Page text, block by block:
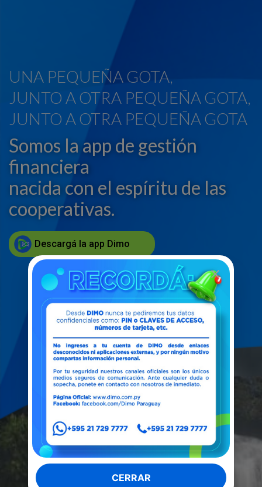
UNA PEQUEÑA GOTA,
JUNTO A OTRA PEQUEÑA GOTA,
JUNTO A OTRA PEQUEÑA GOTA
Somos la app de gestión
financiera
nacida con el espíritu de las
cooperativas.
Descargá la app Dimo
CERRAR